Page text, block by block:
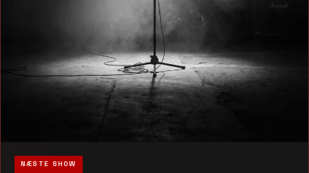
NÆSTE SHOW